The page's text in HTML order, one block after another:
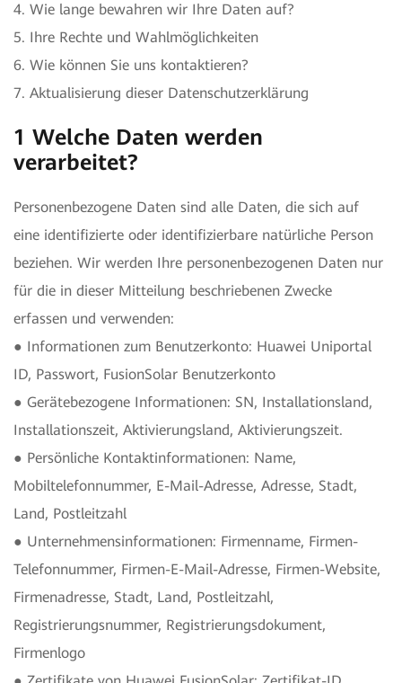
4. Wie lange bewahren wir Ihre Daten auf?
5. Ihre Rechte und Wahlmöglichkeiten
6. Wie können Sie uns kontaktieren?
7. Aktualisierung dieser Datenschutzerklärung
1 Welche Daten werden
verarbeitet?
Personenbezogene Daten sind alle Daten, die sich auf
eine identifizierte oder identifizierbare natürliche Person
beziehen. Wir werden Ihre personenbezogenen Daten nur
für die in dieser Mitteilung beschriebenen Zwecke
erfassen und verwenden:
● Informationen zum Benutzerkonto: Huawei Uniportal
ID, Passwort, FusionSolar Benutzerkonto
● Gerätebezogene Informationen: SN, Installationsland,
Installationszeit, Aktivierungsland, Aktivierungszeit.
● Persönliche Kontaktinformationen: Name,
Mobiltelefonnummer, E-Mail-Adresse, Adresse, Stadt,
Land, Postleitzahl
● Unternehmensinformationen: Firmenname, Firmen-
Telefonnummer, Firmen-E-Mail-Adresse, Firmen-Website,
Firmenadresse, Stadt, Land, Postleitzahl,
Registrierungsnummer, Registrierungsdokument,
Firmenlogo